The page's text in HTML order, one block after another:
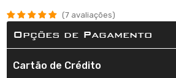
7 avaliações
Opções de Pagamento
Cartão de Crédito